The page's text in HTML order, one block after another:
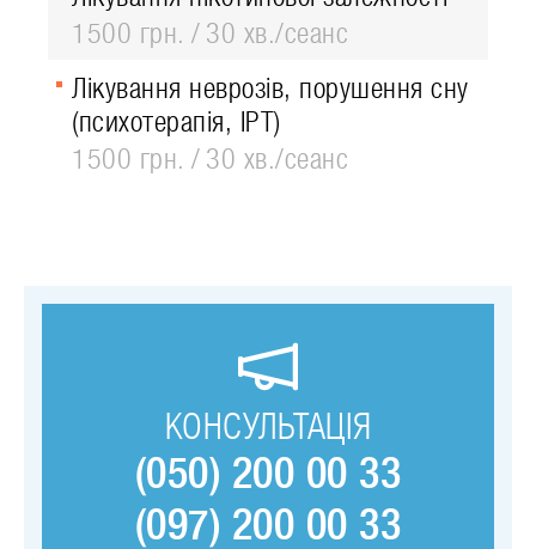
1500 грн.
30 хв./сеанс
Лікування неврозів, порушення сну
(психотерапія, ІРТ)
1500 грн.
30 хв./сеанс
КОНСУЛЬТАЦІЯ
(050) 200 00 33
(097) 200 00 33